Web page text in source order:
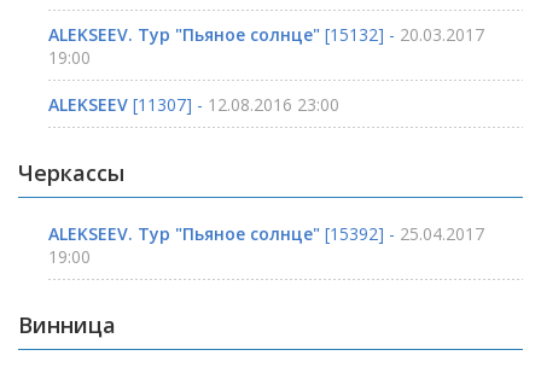
ALEKSEEV. Тур "Пьяное солнце" [15132] - 20.03.2017
19:00
ALEKSEEV [11307] - 12.08.2016 23:00
Черкассы
ALEKSEEV. Тур "Пьяное солнце" [15392] - 25.04.2017
19:00
Винница